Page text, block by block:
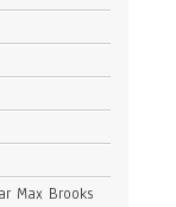
Max Brooks